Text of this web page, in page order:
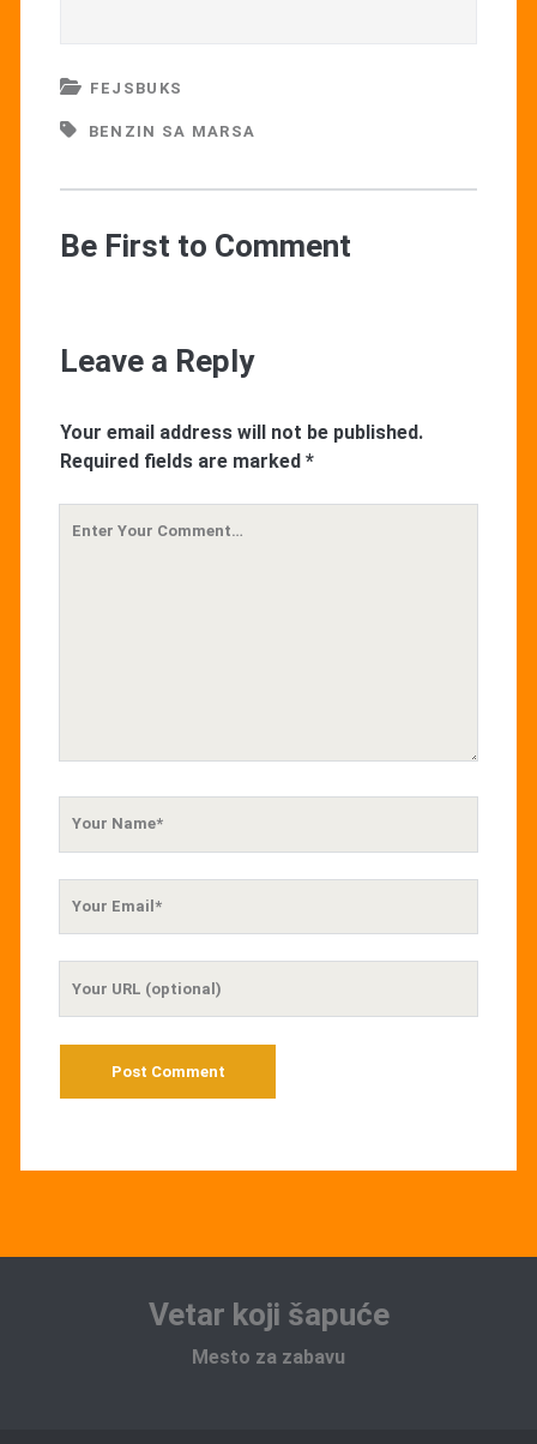
FEJSBUKS
BENZIN SA MARSA
Be First to Comment
Leave a Reply
Your email address will not be published.
Required fields are marked *
Vetar koji šapuće
Mesto za zabavu